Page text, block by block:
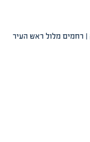
רחמים מלול ראש העיר